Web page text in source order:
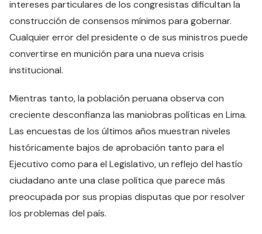
intereses particulares de los congresistas dificultan la
construcción de consensos mínimos para gobernar.
Cualquier error del presidente o de sus ministros puede
convertirse en munición para una nueva crisis
institucional.
Mientras tanto, la población peruana observa con
creciente desconfianza las maniobras políticas en Lima.
Las encuestas de los últimos años muestran niveles
históricamente bajos de aprobación tanto para el
Ejecutivo como para el Legislativo, un reflejo del hastío
ciudadano ante una clase política que parece más
preocupada por sus propias disputas que por resolver
los problemas del país.